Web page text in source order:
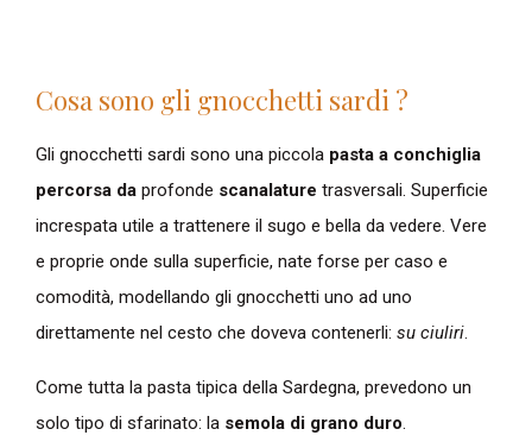
Cosa sono gli gnocchetti sardi ?
Gli gnocchetti sardi sono una piccola pasta a conchiglia
percorsa da profonde scanalature trasversali. Superficie
increspata utile a trattenere il sugo e bella da vedere. Vere
e proprie onde sulla superficie, nate forse per caso e
comodità, modellando gli gnocchetti uno ad uno
direttamente nel cesto che doveva contenerli: su ciuliri.
Come tutta la pasta tipica della Sardegna, prevedono un
solo tipo di sfarinato: la semola di grano duro.